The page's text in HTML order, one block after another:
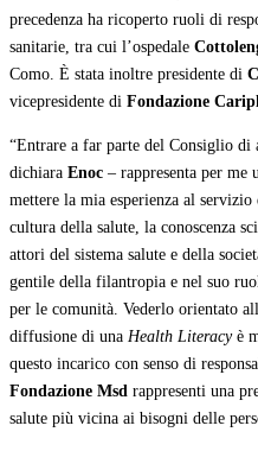
precedenza ha ricoperto ruoli di
sanitarie, tra cui l’ospedale
Como. È stata inoltre presidente di
vicepresidente di Fondazione
“Entrare a far parte del Consiglio di
dichiara Enoc – rappresenta per me
mettere la mia esperienza al
cultura della salute, la conoscenza
attori del sistema salute e della
gentile della filantropia e nel suo
per le comunità. Vederlo orientato
diffusione di una Health Literacyè
questo incarico con senso di
Fondazione Msd rappresenti una
salute più vicina ai bisogni delle